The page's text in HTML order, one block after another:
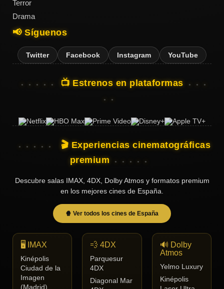
Terror
Drama
📢 Síguenos
Twitter Facebook Instagram YouTube
📺 Estrenos en plataformas
🎬 Experiencias cinematográficas
premium
Descubre salas IMAX, 4DX, Dolby Atmos y formatos premium
en los mejores cines de España.
🍿 Ver todos los cines de España
🖥️ IMAX
Kinépolis
Ciudad de la
Imagen
(Madrid)
💨 4DX
Parquesur
4DX
Diagonal Mar
🔊 Dolby
Atmos
Yelmo Luxury
Kinépolis